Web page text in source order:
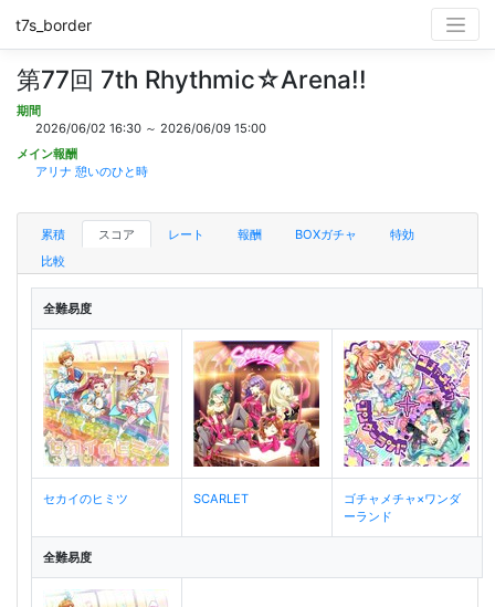
t7s_border
第77回 7th Rhythmic☆Arena!!
期間
2026/06/02 16:30 ～ 2026/06/09 15:00
メイン報酬
アリナ 憩いのひと時
累積 スコア レート 報酬 BOXガチャ
特効
比較
全難易度
セカイのヒミツ SCARLET
ゴチャメチャ×ワンダ
ーランド
全難易度